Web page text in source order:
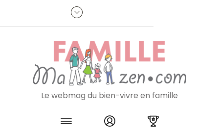
Je m'inscris à la newsletter
Le webmag du bien-vivre en famille
Skip to content
Panneau de gestion des cookies